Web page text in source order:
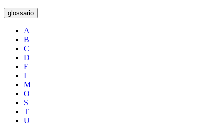
glossario
A
B
C
D
E
I
M
O
S
T
U